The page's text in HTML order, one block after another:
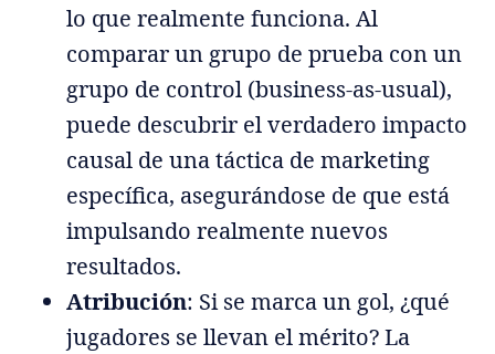
lo que realmente funciona. Al
comparar un grupo de prueba con un
grupo de control (business-as-usual),
puede descubrir el verdadero impacto
causal de una táctica de marketing
específica, asegurándose de que está
impulsando realmente nuevos
resultados.
Atribución: Si se marca un gol, ¿qué
jugadores se llevan el mérito? La